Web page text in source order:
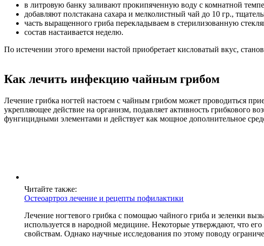
в литровую банку заливают прокипяченную воду с комнатной
добавляют полстакана сахара и мелколистный чай до 10 гр.,
часть выращенного гриба перекладываем в стерилизованную
состав настаивается неделю.
По истечении этого времени настой приобретает кисловатый вкус,
Как лечить инфекцию чайным грибом
Лечение грибка ногтей настоем с чайным грибом может проводиться
укрепляющее действие на организм, подавляет активность грибкового
фунгицидными элементами и действует как мощное дополнительное
Читайте также:
Остеоартроз лечение и рецепты пофилактики
Лечение ногтевого грибка с помощью чайного гриба и зеленки
используется в народной медицине. Некоторые утверждают, что
свойствам. Однако научные исследования по этому поводу